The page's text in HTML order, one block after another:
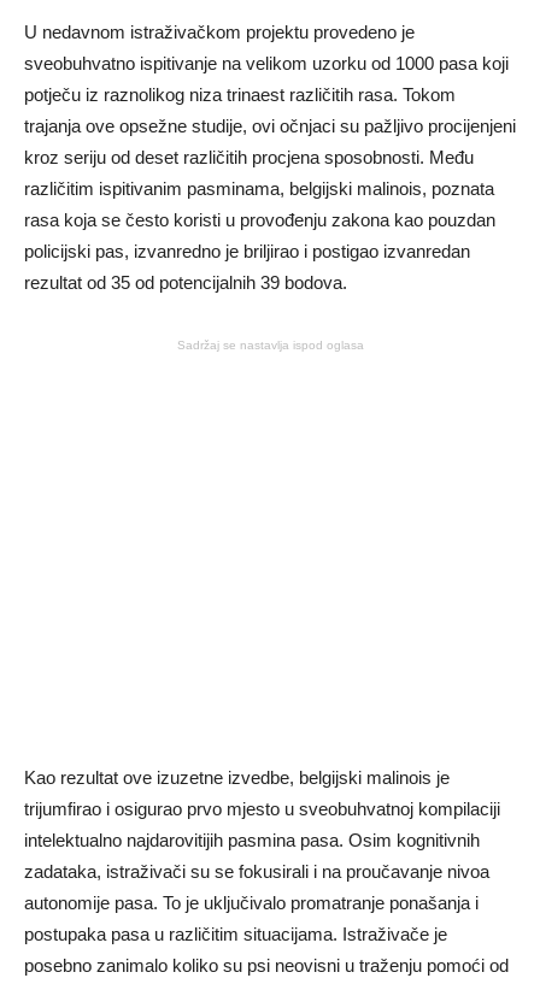
U nedavnom istraživačkom projektu provedeno je
sveobuhvatno ispitivanje na velikom uzorku od 1000 pasa koji
potječu iz raznolikog niza trinaest različitih rasa. Tokom
trajanja ove opsežne studije, ovi očnjaci su pažljivo procijenjeni
kroz seriju od deset različitih procjena sposobnosti. Među
različitim ispitivanim pasminama, belgijski malinois, poznata
rasa koja se često koristi u provođenju zakona kao pouzdan
policijski pas, izvanredno je briljirao i postigao izvanredan
rezultat od 35 od potencijalnih 39 bodova.
Sadržaj se nastavlja ispod oglasa
Kao rezultat ove izuzetne izvedbe, belgijski malinois je
trijumfirao i osigurao prvo mjesto u sveobuhvatnoj kompilaciji
intelektualno najdarovitijih pasmina pasa. Osim kognitivnih
zadataka, istraživači su se fokusirali i na proučavanje nivoa
autonomije pasa. To je uključivalo promatranje ponašanja i
postupaka pasa u različitim situacijama. Istraživače je
posebno zanimalo koliko su psi neovisni u traženju pomoći od